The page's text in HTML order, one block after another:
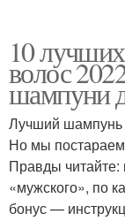
10
волос
шампуни
Лучший шампунь
Но мы
Правды читайте:
«мужского», по
бонус —